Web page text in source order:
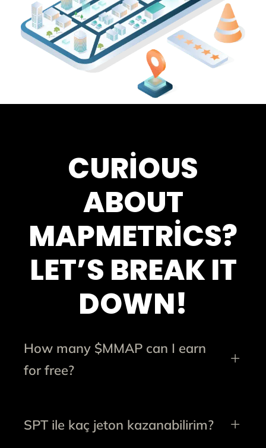
CURIOUS
ABOUT
MAPMETRICS?
LET’S BREAK IT
DOWN!
How many $MMAP can I earn
for free?
SPT ile kaç jeton kazanabilirim?